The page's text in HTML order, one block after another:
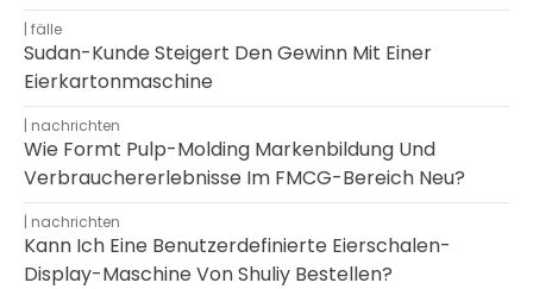
fälle
Sudan-Kunde Steigert Den Gewinn Mit Einer
Eierkartonmaschine
nachrichten
Wie Formt Pulp-Molding Markenbildung Und
Verbrauchererlebnisse Im FMCG-Bereich Neu?
nachrichten
Kann Ich Eine Benutzerdefinierte Eierschalen-
Display-Maschine Von Shuliy Bestellen?